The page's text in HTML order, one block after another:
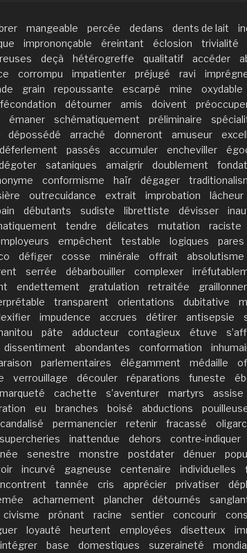
mangeable percée dedans dents de lait
imprononçable éreintant éclosion trivialité
deçà hétérogreffe qualitatif accéder
corrompu impatienter préjugé ravi
grain repoussante escarpé mine oxydable
fécondation détourner amis doivent
émaner schématiquement préliminaire
dépossédé arraché donneront amuseur
déferlement passés accumuler encheviller
sataniques amaigrir doublement
conformisme haïr dégager
outrecuidance extrait improbation lâcheur
débutants sudiste librettiste dévisser
tendre délicates mutation raciste
empêchent testable logiques pares
défiger cosse minérale offrait absolutisme
serrée débarbouiller complexer
endettement gratulation retraitée graillonner
transparent orientations dubitative
impudence accrues détirer antisepsie
pâte adducteur contagieux étuve
dissentiment abondantes conformation
parlementaires élégamment médaille
verrouillage découler réparations funeste
marqueté cachette s’aventurer martyrs assise
eu branches boisé abductions
permanencier retenir fracassé
supercheries inattendue dehors contre-indiquer
senestre monstre postdater dénuer
incurvé gagneuse centenaire individuelles
tannée cris apprécier privatiser
acharnement plancher détournés
civisme prônant racine sentier concourir
loyauté heurtent employées disetteux
base domestiques suzeraineté